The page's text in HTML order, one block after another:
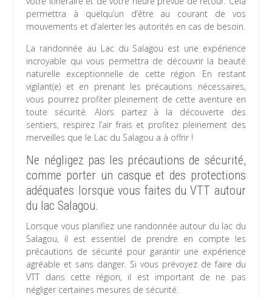
permettra à quelqu’un d’être au courant de vos
mouvements et d’alerter les autorités en cas de besoin.
La randonnée au Lac du Salagou est une expérience
incroyable qui vous permettra de découvrir la beauté
naturelle exceptionnelle de cette région. En restant
vigilant(e) et en prenant les précautions nécessaires,
vous pourrez profiter pleinement de cette aventure en
toute sécurité. Alors partez à la découverte des
sentiers, respirez l’air frais et profitez pleinement des
merveilles que le Lac du Salagou a à offrir !
Ne négligez pas les précautions de sécurité,
comme porter un casque et des protections
adéquates lorsque vous faites du VTT autour
du lac Salagou.
Lorsque vous planifiez une randonnée autour du lac du
Salagou, il est essentiel de prendre en compte les
précautions de sécurité pour garantir une expérience
agréable et sans danger. Si vous prévoyez de faire du
VTT dans cette région, il est important de ne pas
négliger certaines mesures de sécurité.